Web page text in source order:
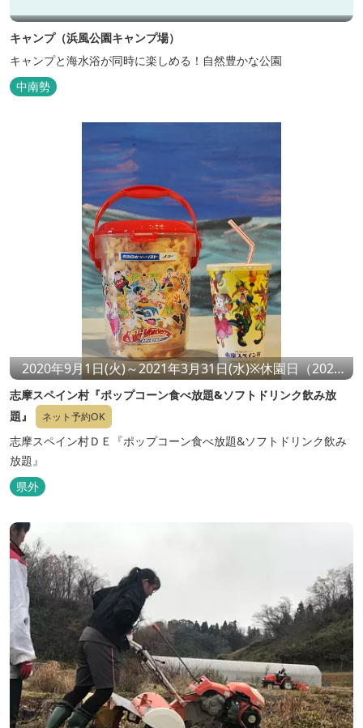
キャンプ（浜風公園キャンプ場）
キャンプと海水浴が同時に楽しめる！自然豊かな公園
中南勢
2020年9月1日(火)～2021年3月31日(水)※休園日（2021
年1/12～2/12）は除く
志摩スペイン村『ポップコーン食べ放題&ソフトドリンク飲み放
題』
ネット予約OK
志摩スペイン村ＤＥ『ポップコーン食べ放題&ソフトドリンク飲み
放題』
県外